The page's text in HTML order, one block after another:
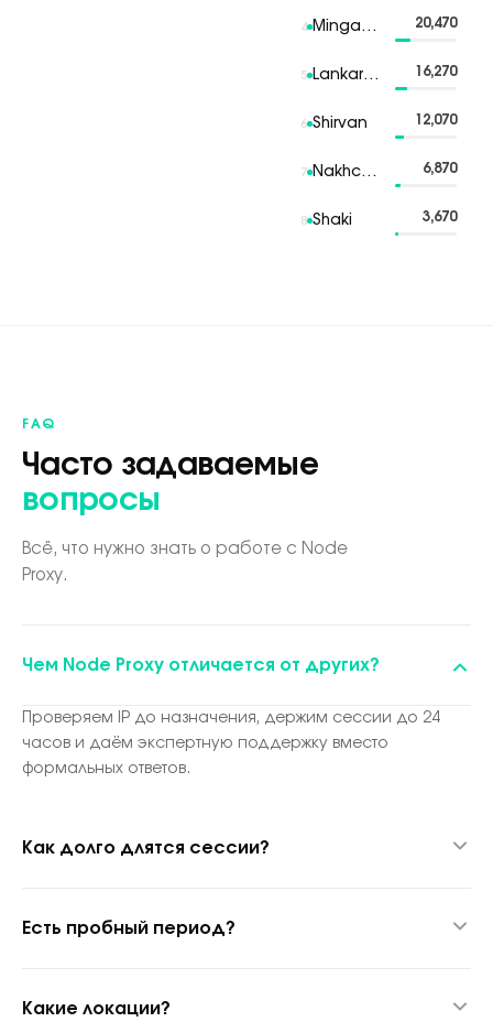
4 Mingachevir 20,470
5 Lankaran 16,270
6 Shirvan 12,070
7 Nakhchivan 6,870
8 Shaki 3,670
FAQ
Часто задаваемые
вопросы
Всё, что нужно знать о работе с Node
Proxy.
Чем Node Proxy отличается от других?
Проверяем IP до назначения, держим сессии до 24
часов и даём экспертную поддержку вместо
формальных ответов.
Как долго длятся сессии?
Есть пробный период?
Какие локации?